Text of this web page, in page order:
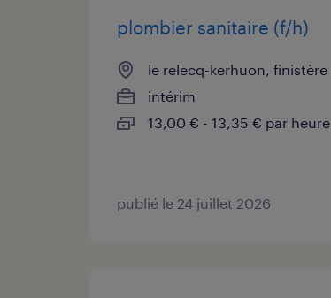
plombier sanitaire (f/h)
le relecq-kerhuon, finistère
intérim
13,00 € - 13,35 € par heure
publié le 24 juillet 2026